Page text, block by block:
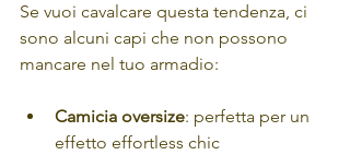
Se vuoi cavalcare questa tendenza, ci
sono alcuni capi che non possono
mancare nel tuo armadio:
Camicia oversize: perfetta per un
effetto effortless chic